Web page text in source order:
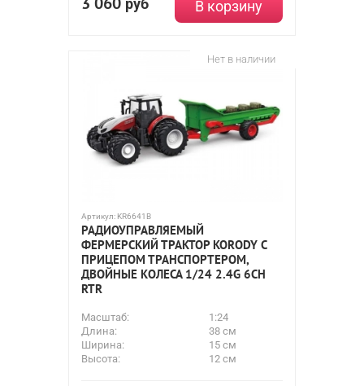
руб В корзину
Нет в наличии
Артикул: KR6641B
РАДИОУПРАВЛЯЕМЫЙ
ФЕРМЕРСКИЙ ТРАКТОР KORODY С
ПРИЦЕПОМ ТРАНСПОРТЕРОМ,
ДВОЙНЫЕ КОЛЕСА 1/24 2.4G 6CH
RTR
Масштаб:
1:24
Длина:
38 см
Ширина:
15 см
Высота:
12 см